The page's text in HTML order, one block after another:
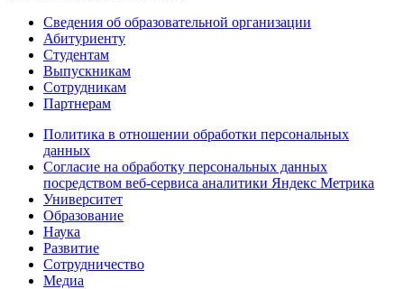
Сведения об образовательной организации
Абитуриенту
Студентам
Выпускникам
Сотрудникам
Партнерам
Политика в отношении обработки персональных
данных
Согласие на обработку персональных данных
посредством веб-сервиса аналитики Яндекс Метрика
Университет
Образование
Наука
Развитие
Сотрудничество
Медиа